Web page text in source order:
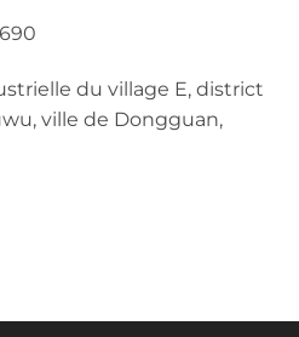
du village E, district
ville de Dongguan,